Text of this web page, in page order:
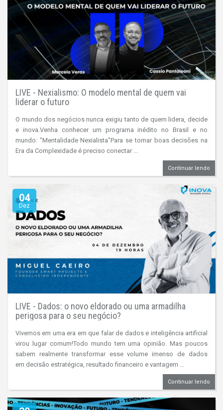
LIVE - Nexialismo: O modelo mental de quem vai
liderar o futuro
O mundo dos negócios nunca exigiu tanto de quem lidera, decide
e inova.Venha conhecer um programa inédito no Brasil e no
mundo: "Mentalidade Nexialista"Para se tomar boas decisões na
Era da Complexidade é preciso conectar ...
Continuar lendo
04
Dez
LIVE - Dados: o novo eldorado ou uma armadilha
perigosa para o seu negócio?
Vivemos em uma era em que falar de dados e inteligência artificial
virou lugar comum!Todo mundo tem uma opinião. Mas poucos
sabem realmente transformar esse volume imenso de dados
em decisão estratégica, resultado financeiro e vantagem ...
Continuar lendo